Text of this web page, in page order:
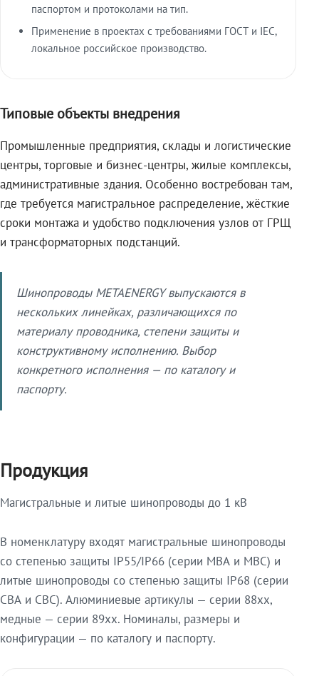
паспортом и протоколами на тип.
Применение в проектах с требованиями ГОСТ и IEC,
локальное российское производство.
Типовые объекты внедрения
Промышленные предприятия, склады и логистические
центры, торговые и бизнес-центры, жилые комплексы,
административные здания. Особенно востребован там,
где требуется магистральное распределение, жёсткие
сроки монтажа и удобство подключения узлов от ГРЩ
и трансформаторных подстанций.
Шинопроводы METAENERGY выпускаются в
нескольких линейках, различающихся по
материалу проводника, степени защиты и
конструктивному исполнению. Выбор
конкретного исполнения — по каталогу и
паспорту.
Продукция
Магистральные и литые шинопроводы до 1 кВ
В номенклатуру входят магистральные шинопроводы
со степенью защиты IP55/IP66 (серии МВА и МВС) и
литые шинопроводы со степенью защиты IP68 (серии
СВА и СВС). Алюминиевые артикулы — серии 88xx,
медные — серии 89xx. Номиналы, размеры и
конфигурации — по каталогу и паспорту.